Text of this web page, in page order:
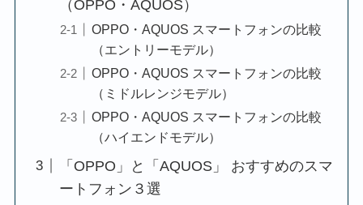
（OPPO・AQUOS）
OPPO・AQUOS スマートフォンの比較
（エントリーモデル）
OPPO・AQUOS スマートフォンの比較
（ミドルレンジモデル）
OPPO・AQUOS スマートフォンの比較
（ハイエンドモデル）
「OPPO」と「AQUOS」 おすすめのスマ
ートフォン３選